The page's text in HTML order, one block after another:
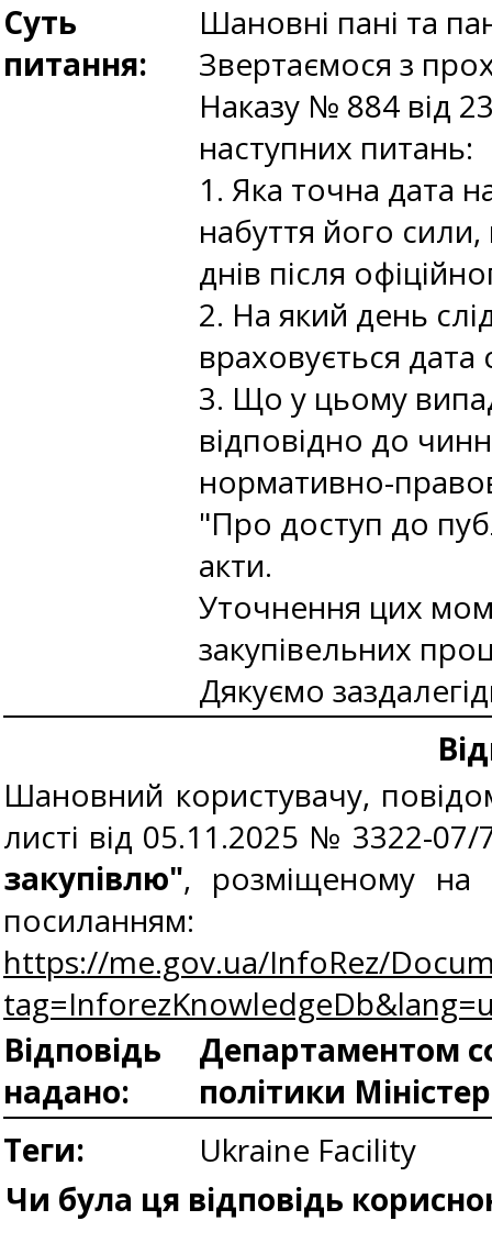
Суть
питання:
Шановні пані та
Звертаємося з
Наказу № 884 від
наступних питань:
1. Яка точна дата
набуття його
днів після
2. На який день
враховується
3. Що у цьому
відповідно до
нормативно-
"Про доступ до
акти.
Уточнення цих
закупівельних
Дякуємо
Шановний користувачу,
листі від 05.11.2025 № 3322-
закупівлю", розміщеному на
посиланням:
https://me.gov.ua/InfoRez/
Відповідь
надано:
Департаментом
політики
Теги:
Ukraine Facility
Чи була ця відповідь